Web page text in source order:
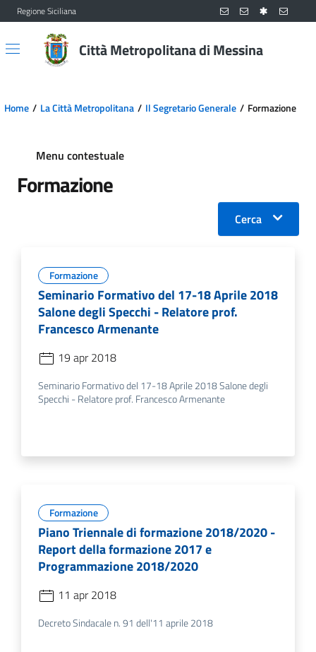
Vai al contenuto principale
Vai al menu principale
Regione Siciliana
Città Metropolitana di Messina
Home La Città Metropolitana Il Segretario Generale Formazione
Menu contestuale
Formazione
Cerca
Formazione
Seminario Formativo del 17-18 Aprile 2018
Salone degli Specchi - Relatore prof.
Francesco Armenante
19 apr 2018
Seminario Formativo del 17-18 Aprile 2018 Salone degli
Specchi - Relatore prof. Francesco Armenante
Formazione
Piano Triennale di formazione 2018/2020 -
Report della formazione 2017 e
Programmazione 2018/2020
11 apr 2018
Decreto Sindacale n. 91 dell'11 aprile 2018